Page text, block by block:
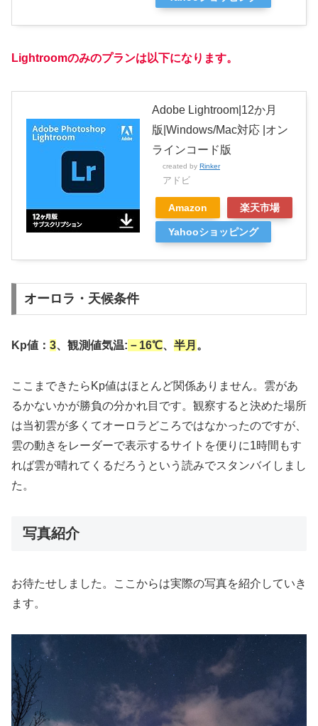
Lightroomのみのプランは以下になります。
Adobe Lightroom|12か月
版|Windows/Mac対応 |オン
ラインコード版
created by Rinker
アドビ
Amazon 楽天市場
Yahooショッピング
オーロラ・天候条件
Kp値： 3、観測値気温: －16℃、 半月 。
ここまできたらKp値はほとんど関係ありません。雲があ
るかないかが勝負の分かれ目です。観察すると決めた場所
は当初雲が多くてオーロラどころではなかったのですが、
雲の動きをレーダーで表示するサイトを便りに1時間もす
れば雲が晴れてくるだろうという読みでスタンバイしまし
た。
写真紹介
お待たせしました。ここからは実際の写真を紹介していき
ます。